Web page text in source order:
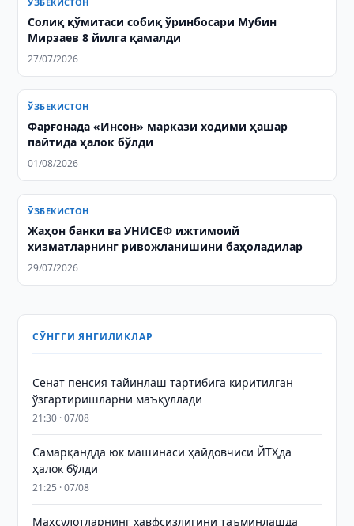
Солиқ қўмитаси собиқ ўринбосари Мубин
Мирзаев 8 йилга қамалди
27/07/2026
ЎЗБЕКИСТОН
Фарғонада «Инсон» маркази ходими ҳашар
пайтида ҳалок бўлди
01/08/2026
ЎЗБЕКИСТОН
Жаҳон банки ва УНИСEФ ижтимоий
хизматларнинг ривожланишини баҳоладилар
29/07/2026
СЎНГГИ ЯНГИЛИКЛАР
Сенат пенсия тайинлаш тартибига киритилган
ўзгартиришларни маъқуллади
21:30 · 07/08
Самарқандда юк машинаси ҳайдовчиси ЙТҲда
ҳалок бўлди
21:25 · 07/08
Маҳсулотларнинг хавфсизлигини таъминлашда